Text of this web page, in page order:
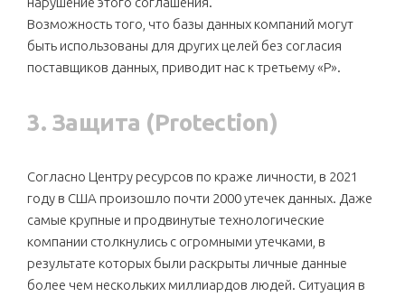
Возможность того, что базы данных компаний могут
быть использованы для других целей без согласия
поставщиков данных, приводит нас к третьему «P».
3. Защита (Protection)
Согласно Центру ресурсов по краже личности, в 2021
году в США произошло почти 2000 утечек данных. Даже
самые крупные и продвинутые технологические
компании столкнулись с огромными утечками, в
результате которых были раскрыты личные данные
более чем нескольких миллиардов людей. Ситуация в